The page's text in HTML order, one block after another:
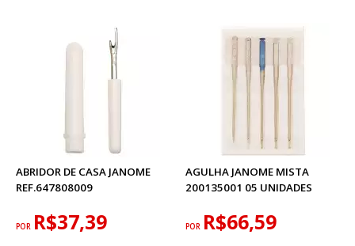
ABRIDOR DE CASA JANOME
REF.647808009
POR R$37,39
AGULHA JANOME MISTA
200135001 05 UNIDADES
POR R$66,59